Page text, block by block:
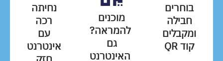
בוחרים
חבילה
ומקבלים
קוד QR
מוכנים
להמראה?
גם
האינטרנט
נחיתה
רכה
עם
אינטרנט